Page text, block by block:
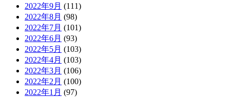
2022年9月 (111)
2022年8月 (98)
2022年7月 (101)
2022年6月 (93)
2022年5月 (103)
2022年4月 (103)
2022年3月 (106)
2022年2月 (100)
2022年1月 (97)